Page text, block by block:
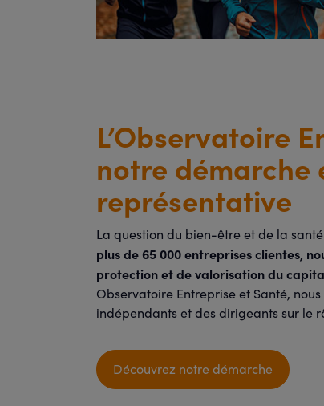
L’Observatoire
notre démarche
représentative
La question du bien-être et de la
plus de 65 000 entreprises clientes,
protection et de valorisation du
Observatoire Entreprise et Santé,
indépendants et des dirigeants sur le
Découvrez notre démarche